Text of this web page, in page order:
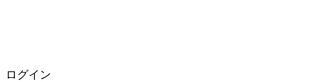
ログイン